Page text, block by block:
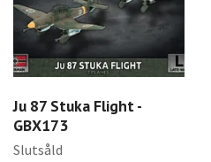
Ju 87 Stuka Flight -
GBX173
Slutsåld